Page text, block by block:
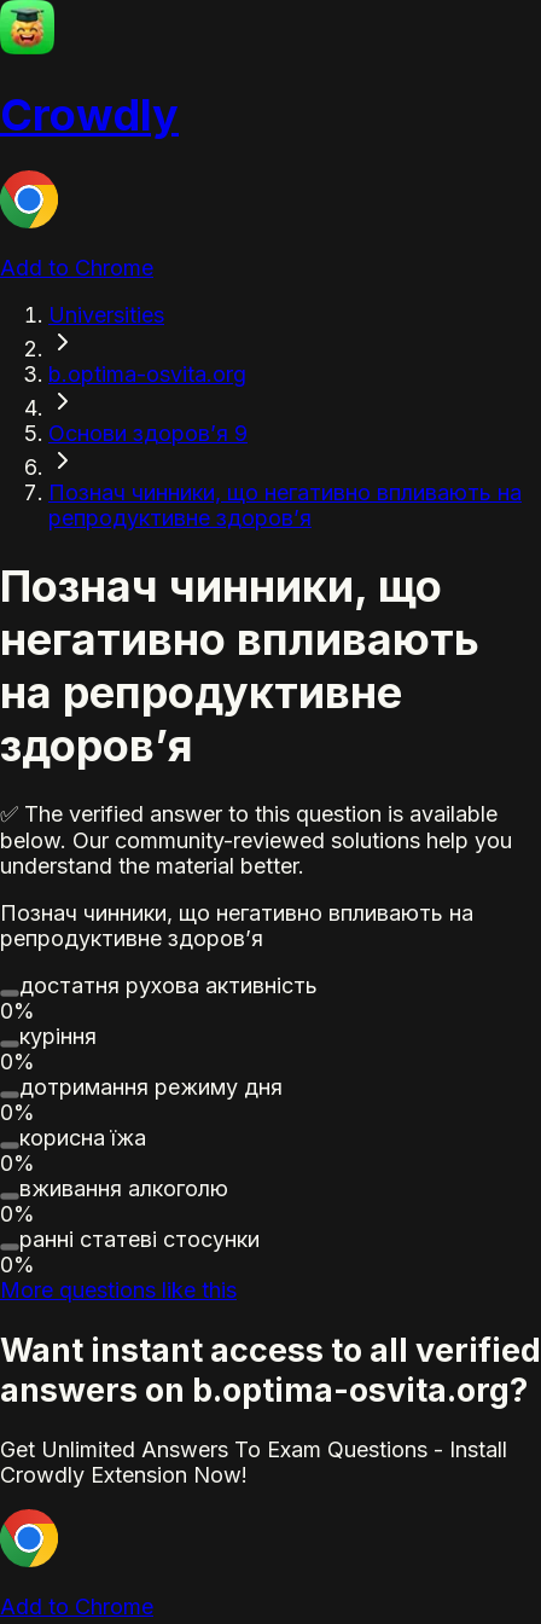
Crowdly
Add to Chrome
Universities
b.optima-osvita.org
Основи здоров’я 9
Познач чинники, що негативно впливають на
репродуктивне здоров’я
Познач чинники, що
негативно впливають
на репродуктивне
здоров’я
✅ The verified answer to this question is available
below. Our community-reviewed solutions help you
understand the material better.
Познач чинники, що негативно впливають на
репродуктивне здоров’я
достатня рухова активність
0%
куріння
0%
дотримання режиму дня
0%
корисна їжа
0%
вживання алкоголю
0%
ранні статеві стосунки
0%
More questions like this
Want instant access to all verified
answers on b.optima-osvita.org?
Get Unlimited Answers To Exam Questions - Install
Crowdly Extension Now!
Add to Chrome